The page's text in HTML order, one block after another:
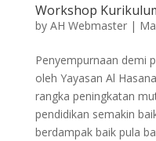
Workshop
by AH Webmaster|
Penyempurnaan demi
oleh Yayasan Al
rangka peningkatan
pendidikan semakin
berdampak baik pula